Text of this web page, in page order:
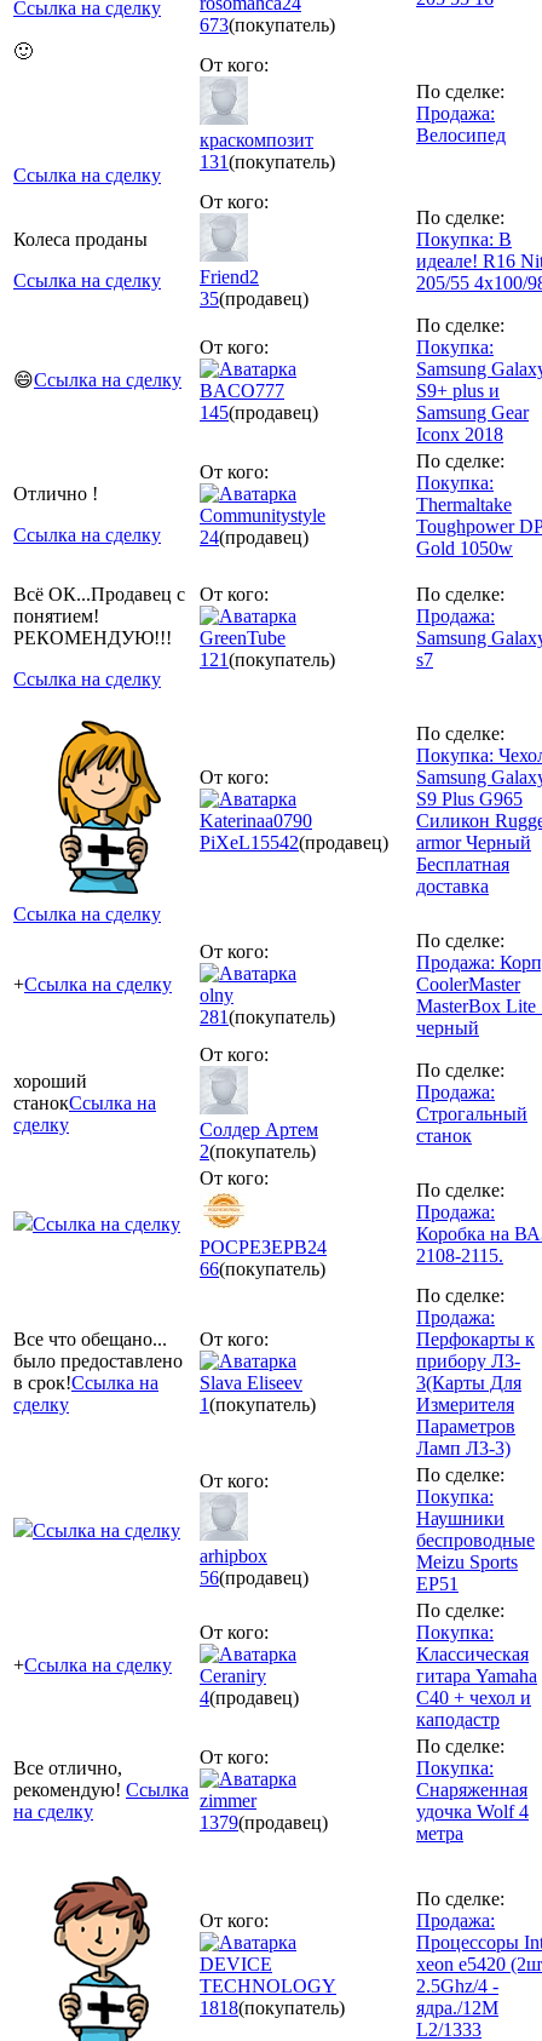
Ссылка на сделку
673(покупатель)
🙂
Ссылка на сделку
От кого:
краскомпозит
131(покупатель)
По сделке:
Продажа:
Велосипед
Колеса проданы
Ссылка на сделку
От кого:
Friend2
35(продавец)
По сделке:
Покупка: В
идеале! R16
205/55 4x100/
😄Ссылка на сделку
От кого:
BACO777
145(продавец)
По сделке:
Покупка:
Samsung
S9+ plus и
Samsung Gear
Iconx 2018
Отлично !
Ссылка на сделку
От кого:
Communitystyle
24(продавец)
По сделке:
Покупка:
Thermaltake
Toughpower
Gold 1050w
Всё ОК...Продавец с
понятием!
РЕКОМЕНДУЮ!!!
Ссылка на сделку
От кого:
GreenTube
121(покупатель)
По сделке:
Продажа:
Samsung
s7
Ссылка на сделку
От кого:
Katerinaa0790
PiXeL15542(продавец)
По сделке:
Покупка:
Samsung
S9 Plus G965
Силикон
armor Черный
Бесплатная
доставка
+Ссылка на сделку
От кого:
olny
281(покупатель)
По сделке:
Продажа:
CoolerMaster
MasterBox Lite
черный
хороший
станокСсылка на
сделку
От кого:
Солдер Артем
2(покупатель)
По сделке:
Продажа:
Строгальный
станок
Ссылка на сделку
От кого:
РОСРЕЗЕРВ24
66(покупатель)
По сделке:
Продажа:
Коробка на
2108-2115.
Все что обещано...
было предоставлено
в срок!Ссылка на
сделку
От кого:
Slava Eliseev
1(покупатель)
По сделке:
Продажа:
Перфокарты к
прибору Л3-
3(Карты Для
Измерителя
Параметров
Ламп Л3-3)
Ссылка на сделку
От кого:
arhipbox
56(продавец)
По сделке:
Покупка:
Наушники
беспроводные
Meizu Sports
EP51
+Ссылка на сделку
От кого:
Ceraniry
4(продавец)
По сделке:
Покупка:
Классическая
гитара Yamaha
C40 + чехол и
каподастр
Все отлично,
рекомендую! Ссылка
на сделку
От кого:
zimmer
1379(продавец)
По сделке:
Покупка:
Снаряженная
удочка Wolf 4
метра
От кого:
DEVICE
TECHNOLOGY
1818(покупатель)
По сделке:
Продажа:
Процессоры
xeon e5420
2.5Ghz/4 -
ядра./12M
L2/1333